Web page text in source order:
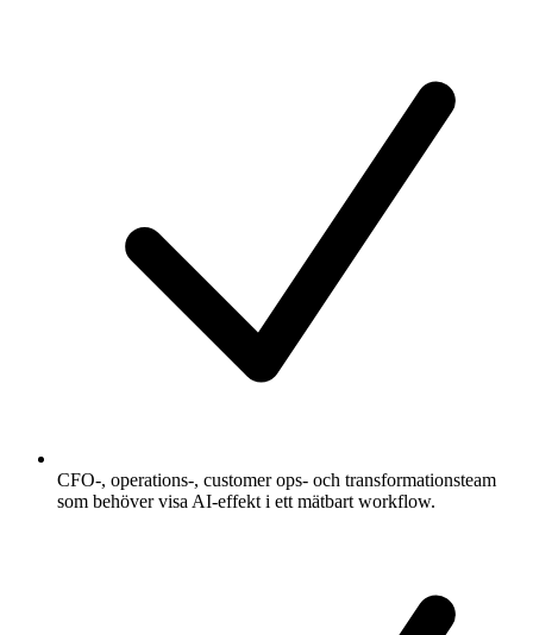
CFO-, operations-, customer ops- och transformationsteam
som behöver visa AI-effekt i ett mätbart workflow.